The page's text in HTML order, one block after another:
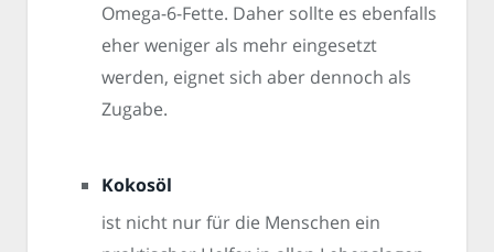
Omega-6-Fette. Daher sollte es ebenfalls
eher weniger als mehr eingesetzt
werden, eignet sich aber dennoch als
Zugabe.
Kokosöl
ist nicht nur für die Menschen ein